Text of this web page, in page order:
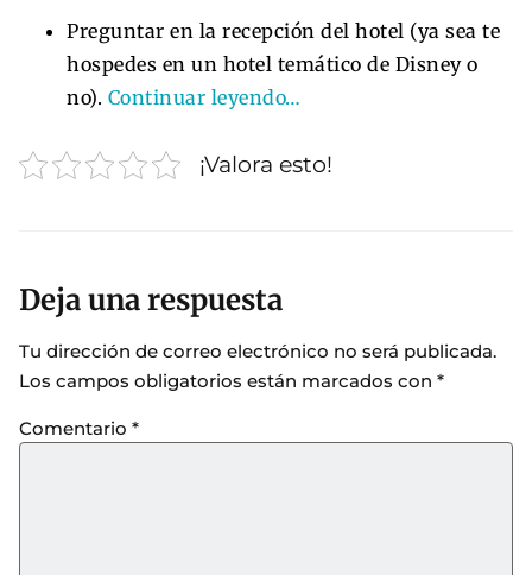
Preguntar en la recepción del hotel (ya sea te
hospedes en un hotel temático de Disney o
no). Continuar leyendo…
¡Valora esto!
Deja una respuesta
Tu dirección de correo electrónico no será publicada.
Los campos obligatorios están marcados con *
Comentario *